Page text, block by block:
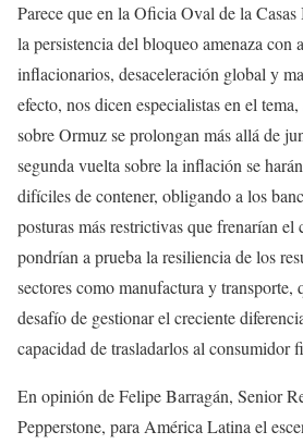
Parece que en la Oficia Oval de la
la persistencia del bloqueo amenaza con
inflacionarios, desaceleración global y
efecto, nos dicen especialistas en el
sobre Ormuz se prolongan más allá de
segunda vuelta sobre la inflación se
difíciles de contener, obligando a los
posturas más restrictivas que frenarían
pondrían a prueba la resiliencia de los
sectores como manufactura y transporte,
desafío de gestionar el creciente
capacidad de trasladarlos al consumidor
En opinión de Felipe Barragán, Senior
Pepperstone, para América Latina el